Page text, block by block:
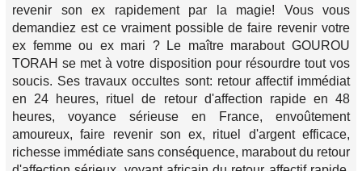
revenir son ex rapidement par la magie! Vous vous
demandiez est ce vraiment possible de faire revenir votre
ex femme ou ex mari ? Le maître marabout GOUROU
TORAH se met à votre disposition pour résourdre tout vos
soucis. Ses travaux occultes sont: retour affectif immédiat
en 24 heures, rituel de retour d'affection rapide en 48
heures, voyance sérieuse en France, envoûtement
amoureux, faire revenir son ex, rituel d'argent efficace,
richesse immédiate sans conséquence, marabout du retour